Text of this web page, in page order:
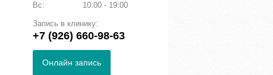
Вс:
10:00 - 19:00
Запись в клинику:
+7 (926) 660-98-63
Онлайн запись